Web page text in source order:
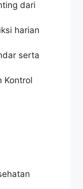
dari
harian
serta
Kontrol